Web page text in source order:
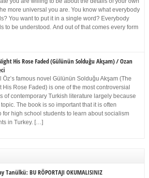
more universal you are. You know what everybody
You want to put it in a single word? Everybody
to be understood. And out of that comes every form
His Rose Faded (Gülünün Solduğu Akşam) / Ozan
Öz’s famous novel Gülünün Solduğu Akşam (The
His Rose Faded) is one of the most controversial
of contemporary Turkish literature largely because
topic. The book is so important that it is often
for high school students to learn about socialism
in Turkey. […]
Tanülkü: BU RÖPORTAJI OKUMALISINIZ